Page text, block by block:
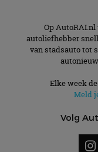
Op AutoRAI.nl
autoliefhebber
van stadsauto tot
Elke week
Meld
Volg